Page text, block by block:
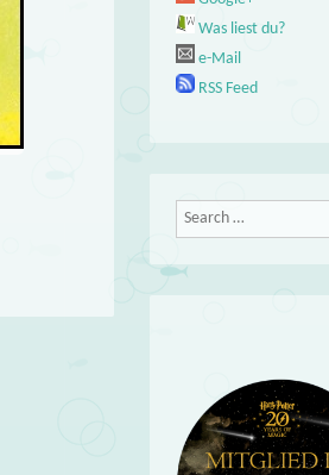
Was liest du?
e-Mail
RSS Feed
Search